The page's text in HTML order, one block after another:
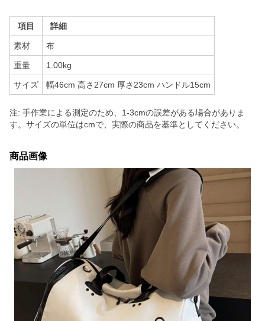
項目 詳細
素材 布
重量 1.00kg
サイズ 幅46cm 高さ27cm 厚さ23cm ハンドル15cm
注: 手作業による測定のため、1-3cmの誤差がある場合がありま
す。サイズの単位はcmで、実際の商品を基準としてください。
商品画像